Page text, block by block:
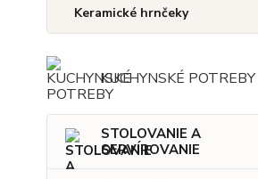
Keramické hrnčeky
KUCHYNSKÉ POTREBY
STOLOVANIE A
SERVÍROVANIE